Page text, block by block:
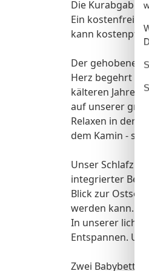
Die Kurabgabe
Ein kostenfreier
kann
Der gehobene
Herz begehrt
kälteren
auf unserer
Relaxen in der
dem Kamin - so
Unser
integrierter
Blick zur Ostsee
werden kann.
In unserer licht
Entspannen.
Zwei